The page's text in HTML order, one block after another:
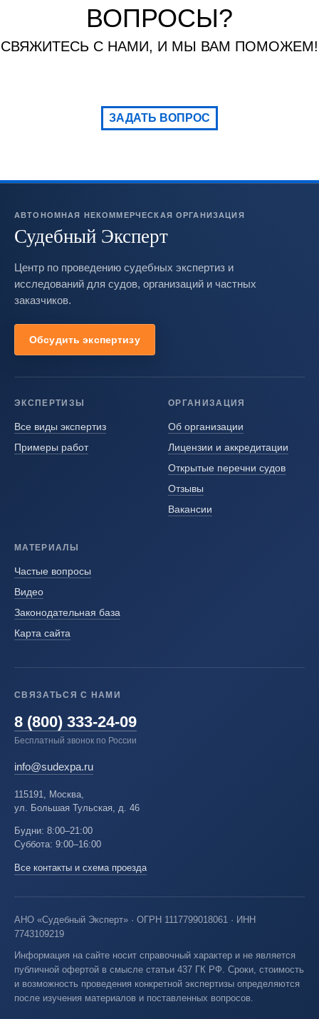
ВОПРОСЫ?
СВЯЖИТЕСЬ С НАМИ, И МЫ ВАМ ПОМОЖЕМ!
ЗАДАТЬ ВОПРОС
АВТОНОМНАЯ НЕКОММЕРЧЕСКАЯ ОРГАНИЗАЦИЯ
Судебный Эксперт
Центр по проведению судебных экспертиз и
исследований для судов, организаций и частных
заказчиков.
Обсудить экспертизу
ЭКСПЕРТИЗЫ
Все виды экспертиз
Примеры работ
ОРГАНИЗАЦИЯ
Об организации
Лицензии и аккредитации
Открытые перечни судов
Отзывы
Вакансии
МАТЕРИАЛЫ
Частые вопросы
Видео
Законодательная база
Карта сайта
СВЯЗАТЬСЯ С НАМИ
8 (800) 333-24-09
Бесплатный звонок по России
info@sudexpa.ru
115191, Москва,
ул. Большая Тульская, д. 46
Будни: 8:00–21:00
Суббота: 9:00–16:00
Все контакты и схема проезда
АНО «Судебный Эксперт» · ОГРН 1117799018061 · ИНН
7743109219
Информация на сайте носит справочный характер и не является
публичной офертой в смысле статьи 437 ГК РФ. Сроки, стоимость
и возможность проведения конкретной экспертизы определяются
после изучения материалов и поставленных вопросов.